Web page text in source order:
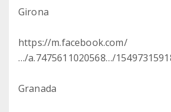
Girona
https://m.facebook.com/
…/a.7475611020568…/
Granada